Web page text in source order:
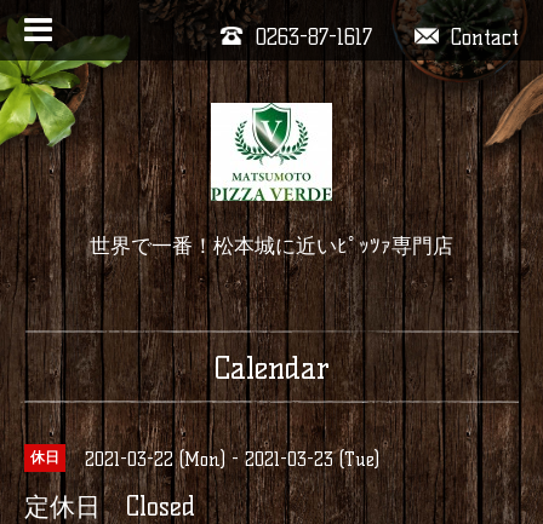
Contact
0263-87-1617
世界で一番！松本城に近いﾋﾟｯﾂｧ専門店
Calendar
休日 2021-03-22 (Mon) - 2021-03-23 (Tue)
定休日 Closed